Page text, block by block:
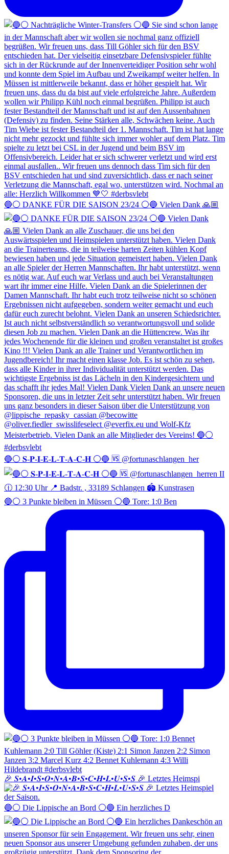
🔵⚪️ DANKE FÜR DIE SAISON 23/24 ⚪️🔵 Vielen Dank 🙏🏼
🔵⚪️ 𝐒-𝐏-𝐈-𝐄-𝐋-𝐓-𝐀-𝐂-𝐇 ⚪️🔵 🆚 @fortunaschlangen_her
🔵⚪️ 3 Punkte bleiben in Müssen ⚪️🔵 Tore: 1:0 Ben
🎉 𝑺•𝑨•𝑰•𝑺•𝑶•𝑵•𝑨•𝑩•𝑺•𝑪•𝑯•𝑳•𝑼•𝑺•𝑺 🎉 Letztes Heimspi
🔵⚪️ Die Lippische an Bord ⚪️🔵 Ein herzliches D